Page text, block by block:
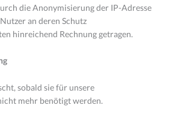
die Anonymisierung der IP-Adresse
an deren Schutz
hinreichend Rechnung getragen.
sobald sie für unsere
mehr benötigt werden.